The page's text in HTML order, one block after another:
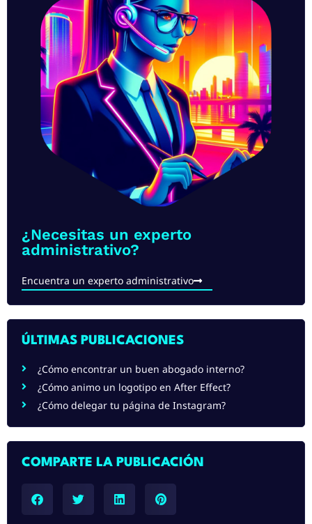
¿Necesitas un experto
administrativo?
Encuentra un experto administrativo
ÚLTIMAS PUBLICACIONES
¿Cómo encontrar un buen abogado interno?
¿Cómo animo un logotipo en After Effect?
¿Cómo delegar tu página de Instagram?
COMPARTE LA PUBLICACIÓN